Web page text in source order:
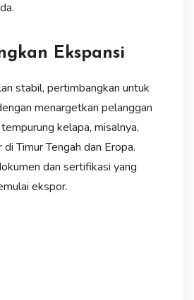
Ekspansi
stabil, pertimbangkan untuk
menargetkan pelanggan
kelapa, misalnya,
Timur Tengah dan Eropa.
dan sertifikasi yang
ekspor.